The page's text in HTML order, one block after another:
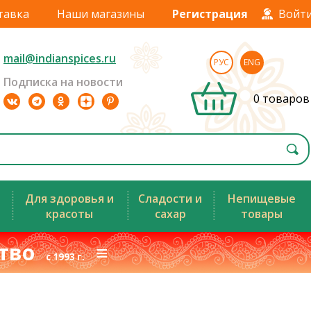
Наши магазины Регистрация
mail@indianspices.ru
Подписка на новости
РУС ENG
0 товаров
Для здоровья и
красоты
Сладости и
сахар
Непищевые
товары
с 1993 г.≡